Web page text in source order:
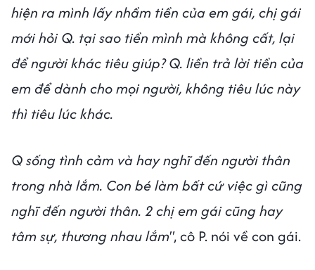
hiện ra mình lấy nhầm tiền của em gái, chị gái
mới hỏi Q. tại sao tiền mình mà không cất, lại
để người khác tiêu giúp? Q. liền trả lời tiền của
em để dành cho mọi người, không tiêu lúc này
thì tiêu lúc khác.
Q sống tình cảm và hay nghĩ đến người thân
trong nhà lắm. Con bé làm bất cứ việc gì cũng
nghĩ đến người thân. 2 chị em gái cũng hay
tâm sự, thương nhau lắm", cô P. nói về con gái.